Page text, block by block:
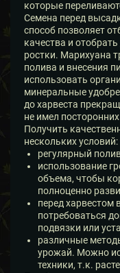
которые
Семена перед
способ позволяет
качества и
ростки. Марихуана
полива и внесения
использовать
минеральные
до харвеста
не имел
Получить
нескольких условий:
регулярный
использование
объема, чтобы
полноценно
перед харвестом
потребоваться
подвязки или
различные
урожай. Можно
техники, т.к.